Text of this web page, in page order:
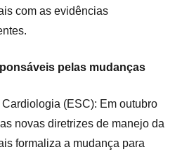
com as evidências
pelas mudanças
(ESC): Em outubro
novas diretrizes de manejo da
formaliza a mudança para